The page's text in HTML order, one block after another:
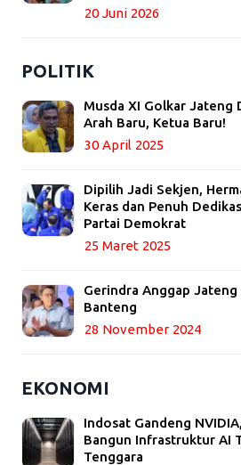
20 Juni 2026
POLITIK
Musda XI Golkar Jateng
Arah Baru, Ketua Baru!
30 April 2025
Dipilih Jadi Sekjen,
Keras dan Penuh
Partai Demokrat
25 Maret 2025
Gerindra Anggap Jateng
Banteng
28 November 2024
EKONOMI
Indosat Gandeng
Bangun Infrastruktur AI
Tenggara